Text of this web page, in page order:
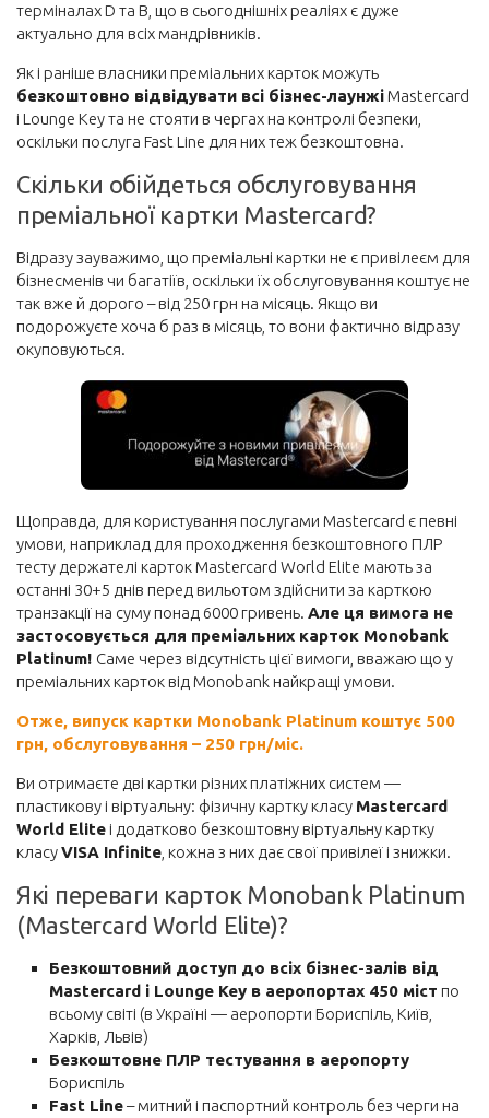
Готель
Автобусні квитки
Залізничні квитки
Авто
Страхування
терміналах D та B, що в сьогоднішніх реаліях є дуже
актуально для всіх мандрівників.
Як і раніше власники преміальних карток можуть
безкоштовно відвідувати всі бізнес-лаунжіMastercard
і Lounge Key та не стояти в чергах на контролі безпеки,
оскільки послуга Fast Line для них теж безкоштовна.
Скільки обійдеться обслуговування
преміальної картки Mastercard?
Відразу зауважимо, що преміальні картки не є привілеєм для
бізнесменів чи багатіїв, оскільки їх обслуговування коштує не
так вже й дорого – від 250 грн на місяць. Якщо ви
подорожуєте хоча б раз в місяць, то вони фактично відразу
окуповуються.
Щоправда, для користування послугами Mastercard є певні
умови, наприклад для проходження безкоштовного ПЛР
тесту держателі карток Mastercard World Elite мають за
останні 30+5 днів перед вильотом здійснити за карткою
транзакції на суму понад 6000 гривень. Але ця вимога не
застосовується для преміальних карток Monobank
Platinum! Саме через відсутність цієї вимоги, вважаю що у
преміальних карток від Monobank найкращі умови.
Отже, випуск картки Monobank Platinum коштує 500
грн, обслуговування – 250 грн/міс.
Ви отримаєте дві картки різних платіжних систем —
пластикову і віртуальну: фізичну картку класу Mastercard
World Eliteі додатково безкоштовну віртуальну картку
класуVISA Infinite , кожна з них дає свої привілеї і знижки.
Які переваги карток Monobank Platinum
(Mastercard World Elite)?
Безкоштовний доступ до всіх бізнес-залів від
Mastercard і Lounge Key в аеропортах 450 міст по
всьому світі (в Україні — аеропорти Бориспіль, Київ,
Харків, Львів)
Безкоштовне ПЛР тестування в аеропорту
Бориспіль
Fast Line– митний і паспортний контроль без черги на